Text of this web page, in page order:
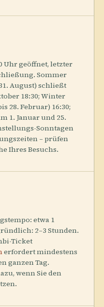
Uhr geöffnet, letzter
Sommer
August) schließt
18:30; Winter
28. Februar) 16:30;
1. Januar und 25.
Sonntagen
– prüfen
Ihres Besuchs.
etwa 1
2–3 Stunden.
Ticket
erfordert mindestens
ganzen Tag.
wenn Sie den